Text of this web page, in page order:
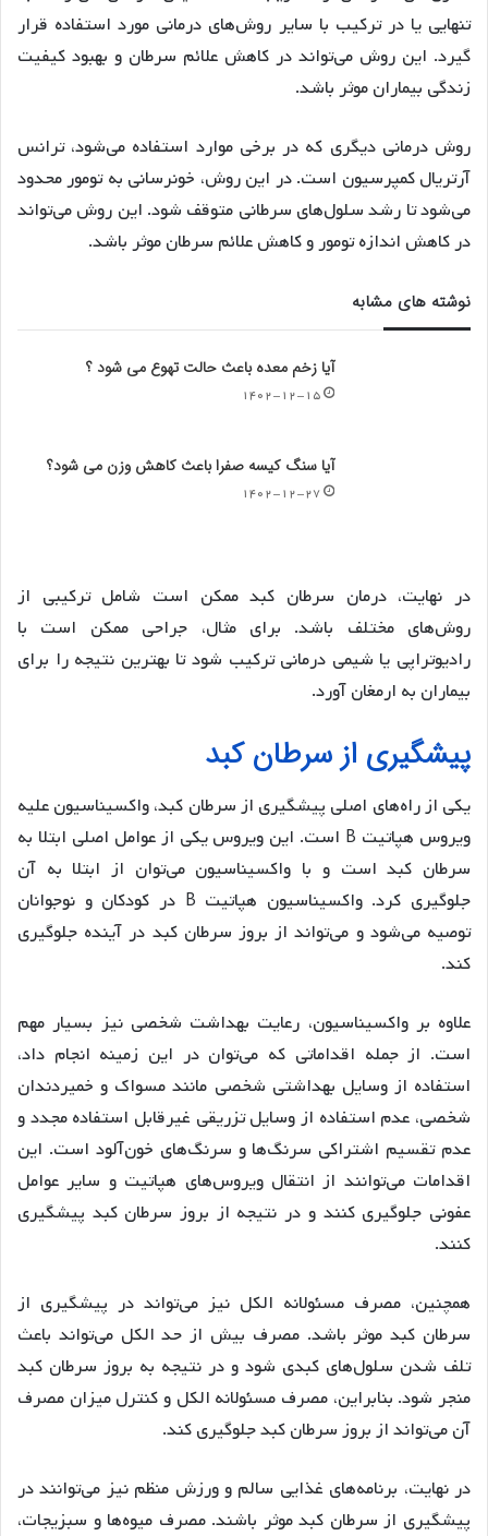
تنهایی یا در ترکیب با سایر روش‌های درمانی مورد استفاده قرار
گیرد. این روش می‌تواند در کاهش علائم سرطان و بهبود کیفیت
زندگی بیماران موثر باشد.
روش درمانی دیگری که در برخی موارد استفاده می‌شود، ترانس
آرتریال کمپرسیون است. در این روش، خونرسانی به تومور محدود
می‌شود تا رشد سلول‌های سرطانی متوقف شود. این روش می‌تواند
در کاهش اندازه تومور و کاهش علائم سرطان موثر باشد.
نوشته های مشابه
آیا زخم معده باعث حالت تهوع می شود ؟
۱۴۰۲-۱۲-۱۵
آیا سنگ کیسه صفرا باعث کاهش وزن می شود؟
۱۴۰۲-۱۲-۲۷
در نهایت، درمان سرطان کبد ممکن است شامل ترکیبی از
روش‌های مختلف باشد. برای مثال، جراحی ممکن است با
رادیوتراپی یا شیمی درمانی ترکیب شود تا بهترین نتیجه را برای
بیماران به ارمغان آورد.
پیشگیری از سرطان کبد
یکی از راه‌های اصلی پیشگیری از سرطان کبد، واکسیناسیون علیه
ویروس هپاتیت B است. این ویروس یکی از عوامل اصلی ابتلا به
سرطان کبد است و با واکسیناسیون می‌توان از ابتلا به آن
جلوگیری کرد. واکسیناسیون هپاتیت B در کودکان و نوجوانان
توصیه می‌شود و می‌تواند از بروز سرطان کبد در آینده جلوگیری
کند.
علاوه بر واکسیناسیون، رعایت بهداشت شخصی نیز بسیار مهم
است. از جمله اقداماتی که می‌توان در این زمینه انجام داد،
استفاده از وسایل بهداشتی شخصی مانند مسواک و خمیردندان
شخصی، عدم استفاده از وسایل تزریقی غیرقابل استفاده مجدد و
عدم تقسیم اشتراکی سرنگ‌ها و سرنگ‌های خون‌آلود است. این
اقدامات می‌توانند از انتقال ویروس‌های هپاتیت و سایر عوامل
عفونی جلوگیری کنند و در نتیجه از بروز سرطان کبد پیشگیری
کنند.
همچنین، مصرف مسئولانه الکل نیز می‌تواند در پیشگیری از
سرطان کبد موثر باشد. مصرف بیش از حد الکل می‌تواند باعث
تلف شدن سلول‌های کبدی شود و در نتیجه به بروز سرطان کبد
منجر شود. بنابراین، مصرف مسئولانه الکل و کنترل میزان مصرف
آن می‌تواند از بروز سرطان کبد جلوگیری کند.
در نهایت، برنامه‌های غذایی سالم و ورزش منظم نیز می‌توانند در
پیشگیری از سرطان کبد موثر باشند. مصرف میوه‌ها و سبزیجات،